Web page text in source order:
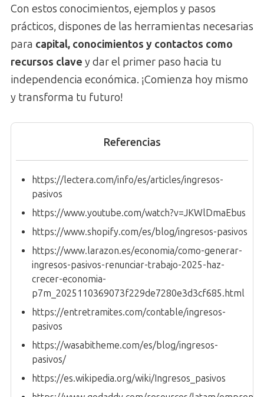
Con estos conocimientos, ejemplos y pasos
prácticos, dispones de las herramientas necesarias
para capital, conocimientos y contactos como
recursos clave y dar el primer paso hacia tu
independencia económica. ¡Comienza hoy mismo
y transforma tu futuro!
Referencias
https://lectera.com/info/es/articles/ingresos-
pasivos
https://www.youtube.com/watch?v=JKWlDmaEbus
https://www.shopify.com/es/blog/ingresos-pasivos
https://www.larazon.es/economia/como-generar-
ingresos-pasivos-renunciar-trabajo-2025-haz-
crecer-economia-
p7m_2025110369073f229de7280e3d3cf685.html
https://entretramites.com/contable/ingresos-
pasivos
https://wasabitheme.com/es/blog/ingresos-
pasivos/
https://es.wikipedia.org/wiki/Ingresos_pasivos